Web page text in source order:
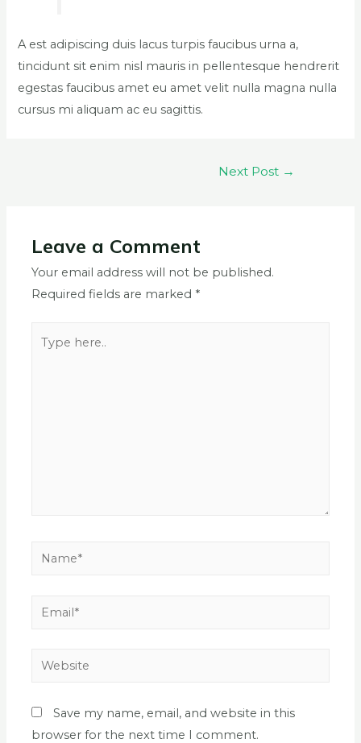
A est adipiscing duis lacus turpis faucibus urna a,
tincidunt sit enim nisl mauris in pellentesque hendrerit
egestas faucibus amet eu amet velit nulla magna nulla
cursus mi aliquam ac eu sagittis.
Next Post →
Leave a Comment
Your email address will not be published.
Required fields are marked *
Save my name, email, and website in this
browser for the next time I comment.